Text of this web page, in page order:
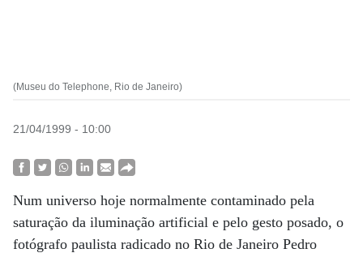
(Museu do Telephone, Rio de Janeiro)
21/04/1999 - 10:00
Num universo hoje normalmente contaminado pela
saturação da iluminação artificial e pelo gesto posado, o
fotógrafo paulista radicado no Rio de Janeiro Pedro